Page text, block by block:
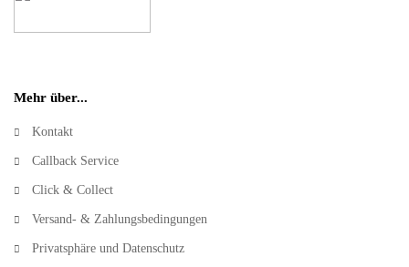
Mehr über...
Kontakt
Callback Service
Click & Collect
Versand- & Zahlungsbedingungen
Privatsphäre und Datenschutz